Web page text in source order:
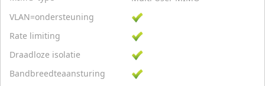
VLAN=ondersteuning
Rate limiting
Draadloze isolatie
Bandbreedteaansturing